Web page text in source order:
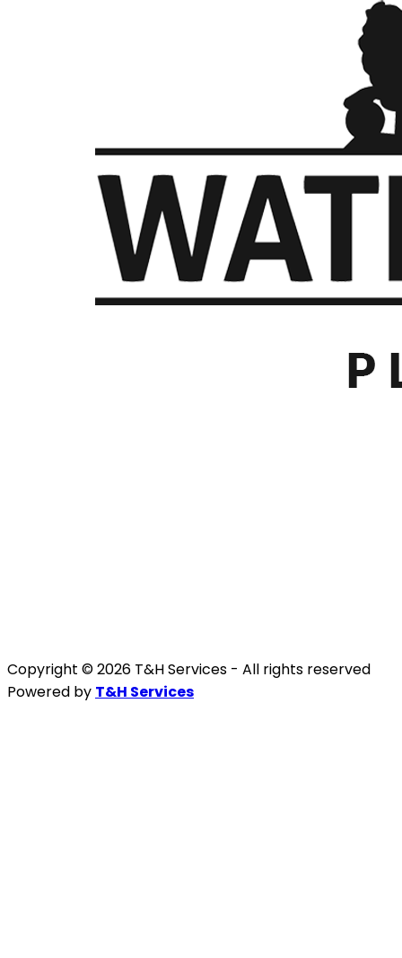
Copyright © 2026 T&H Services - All rights reserved
Powered by T&H Services